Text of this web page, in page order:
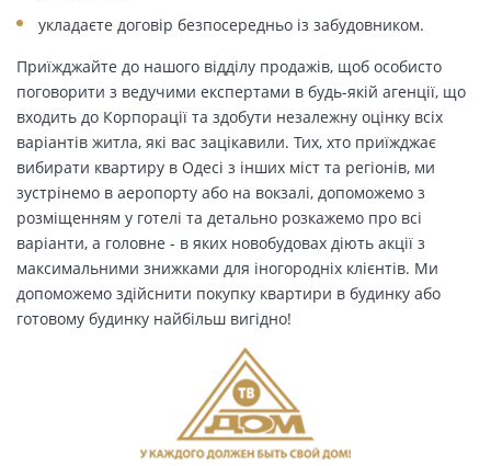
укладаєте договір безпосередньо із забудовником.
Приїжджайте до нашого відділу продажів, щоб особисто
поговорити з ведучими експертами в будь-якій агенції, що
входить до Корпорації та здобути незалежну оцінку всіх
варіантів житла, які вас зацікавили. Тих, хто приїжджає
вибирати квартиру в Одесі з інших міст та регіонів, ми
зустрінемо в аеропорту або на вокзалі, допоможемо з
розміщенням у готелі та детально розкажемо про всі
варіанти, а головне - в яких новобудовах діють акції з
максимальними знижками для іногородніх клієнтів. Ми
допоможемо здійснити покупку квартири в будинку або
готовому будинку найбільш вигідно!